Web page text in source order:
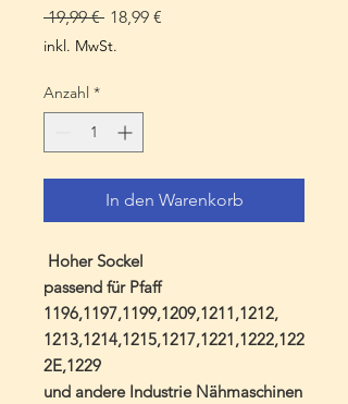
19,99 € Standardpreis
18,99 €
inkl. MwSt.
Anzahl *
In den Warenkorb
Hoher Sockel
passend für Pfaff
1196,1197,1199,1209,1211,1212,
1213,1214,1215,1217,1221,1222,122
2E,1229
und andere Industrie Nähmaschinen